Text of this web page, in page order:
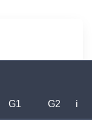
G1 G2 i